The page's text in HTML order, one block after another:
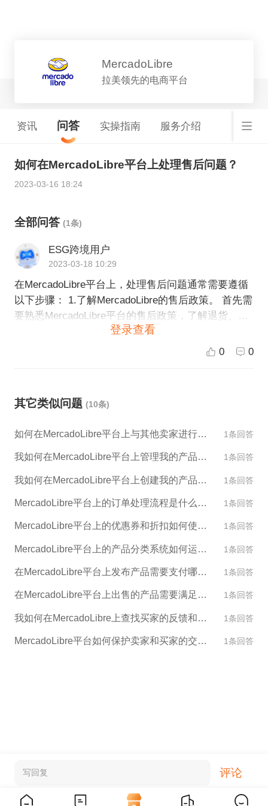
MercadoLibre
拉美领先的电商平台
资讯 问答 实操指南 服务介绍
如何在MercadoLibre平台上处理售后问题？
2023-03-16 18:24
全部问答 (1条)
ESG跨境用户
2023-03-18 10:29
在MercadoLibre平台上，处理售后问题通常需要遵循
以下步骤： 1.了解MercadoLibre的售后政策。 首先需
要熟悉MercadoLibre平台的售后政策，了解退货、换
货、维修等具体流程和规则。这样可以更好地处理售
上，买家可以发起售后申请，卖家需要及时响应处
作，卖家需要根据平台规则及时处理。 4.处理售后问
题。 处理售后问题期间，需要及时更新订单状态，保
介入，可以通过平台上的在线客服渠道寻求帮助。 总
的来说，处理售后问题需要及时、专业的态度，同时
需要遵循平台规则，处理好买卖双方的矛盾，维护好
登录查看
0 0
其它类似问题 (10条)
如何在MercadoLibre平台上与其他卖家进行交流和合作？ 1条回答
我如何在MercadoLibre平台上管理我的产品库存？ 1条回答
我如何在MercadoLibre平台上创建我的产品描述和图片？ 1条回答
MercadoLibre平台上的订单处理流程是什么样的？ 1条回答
MercadoLibre平台上的优惠券和折扣如何使用？ 1条回答
MercadoLibre平台上的产品分类系统如何运作？ 1条回答
在MercadoLibre平台上发布产品需要支付哪些费用？ 1条回答
在MercadoLibre平台上出售的产品需要满足哪些标准？ 1条回答
我如何在MercadoLibre上查找买家的反馈和评论？ 1条回答
MercadoLibre平台如何保护卖家和买家的交易安全？ 1条回答
写回复 评论